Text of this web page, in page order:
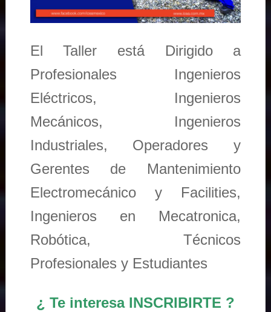
El Taller está Dirigido a
Profesionales Ingenieros
Eléctricos, Ingenieros
Mecánicos, Ingenieros
Industriales, Operadores y
Gerentes de Mantenimiento
Electromecánico y Facilities,
Ingenieros en Mecatronica,
Robótica, Técnicos
Profesionales y Estudiantes
¿ Te interesa INSCRIBIRTE ?